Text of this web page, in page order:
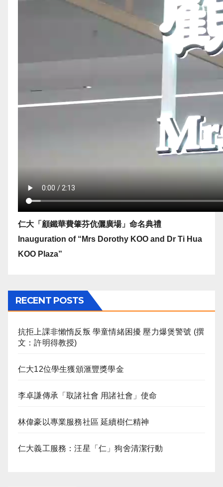
仁大「顧鐵華費肇芬伉儷廣場」命名典禮
Inauguration of “Mrs Dorothy KOO and Dr Ti Hua
KOO Plaza”
RECENT POSTS
抗拒上課非懶惰反叛 學童情緒困擾 壓力爆煲警號 (撰
文：許明得教授)
仁大12位學生獲頒滙豐獎學金
李卓謙傳承「取諸社會 用諸社會」使命
林偉豪以專業服務社區 延續樹仁精神
仁大義工服務：汪星「仁」狗舍清潔行動